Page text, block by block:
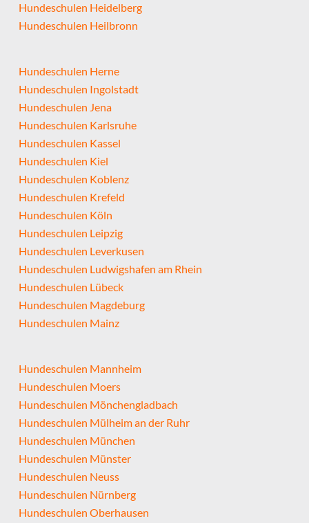
Hundeschulen Heidelberg
Hundeschulen Heilbronn
Hundeschulen Herne
Hundeschulen Ingolstadt
Hundeschulen Jena
Hundeschulen Karlsruhe
Hundeschulen Kassel
Hundeschulen Kiel
Hundeschulen Koblenz
Hundeschulen Krefeld
Hundeschulen Köln
Hundeschulen Leipzig
Hundeschulen Leverkusen
Hundeschulen Ludwigshafen am Rhein
Hundeschulen Lübeck
Hundeschulen Magdeburg
Hundeschulen Mainz
Hundeschulen Mannheim
Hundeschulen Moers
Hundeschulen Mönchengladbach
Hundeschulen Mülheim an der Ruhr
Hundeschulen München
Hundeschulen Münster
Hundeschulen Neuss
Hundeschulen Nürnberg
Hundeschulen Oberhausen